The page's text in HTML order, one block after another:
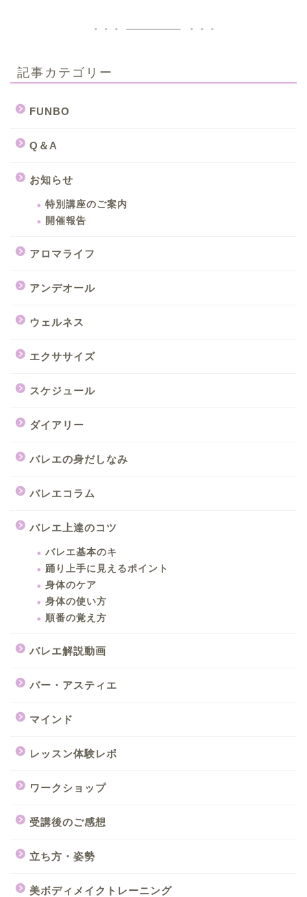
記事カテゴリー
FUNBO
Q＆A
お知らせ
特別講座のご案内
開催報告
アロマライフ
アンデオール
ウェルネス
エクササイズ
スケジュール
ダイアリー
バレエの身だしなみ
バレエコラム
バレエ上達のコツ
バレエ基本のキ
踊り上手に見えるポイント
身体のケア
身体の使い方
順番の覚え方
バレエ解説動画
バー・アスティエ
マインド
レッスン体験レポ
ワークショップ
受講後のご感想
立ち方・姿勢
美ボディメイクトレーニング